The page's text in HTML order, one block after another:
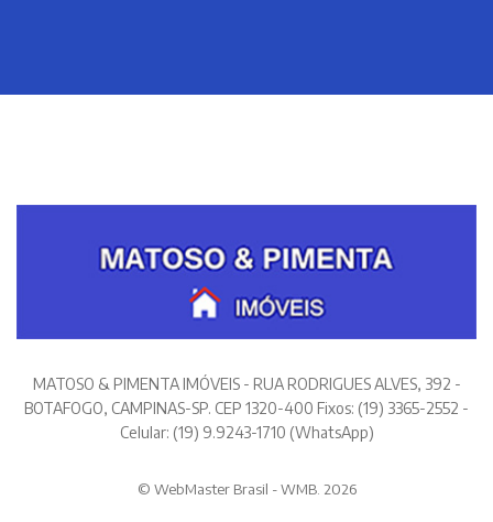
MATOSO & PIMENTA IMÓVEIS - RUA RODRIGUES ALVES, 392 -
BOTAFOGO, CAMPINAS-SP. CEP 1320-400 Fixos: (19) 3365-2552 -
Celular: (19) 9.9243-1710 (WhatsApp)
© WebMaster Brasil - WMB. 2026